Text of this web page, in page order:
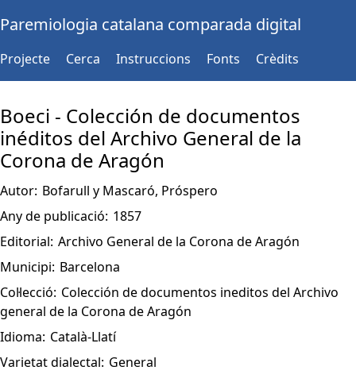
Paremiologia catalana comparada digital
Projecte Cerca Instruccions Fonts Crèdits
Boeci - Colección de documentos
inéditos del Archivo General de la
Corona de Aragón
Autor: Bofarull y Mascaró, Próspero
Any de publicació: 1857
Editorial: Archivo General de la Corona de Aragón
Municipi: Barcelona
Col·lecció: Colección de documentos ineditos del Archivo
general de la Corona de Aragón
Idioma: Català-Llatí
Varietat dialectal: General